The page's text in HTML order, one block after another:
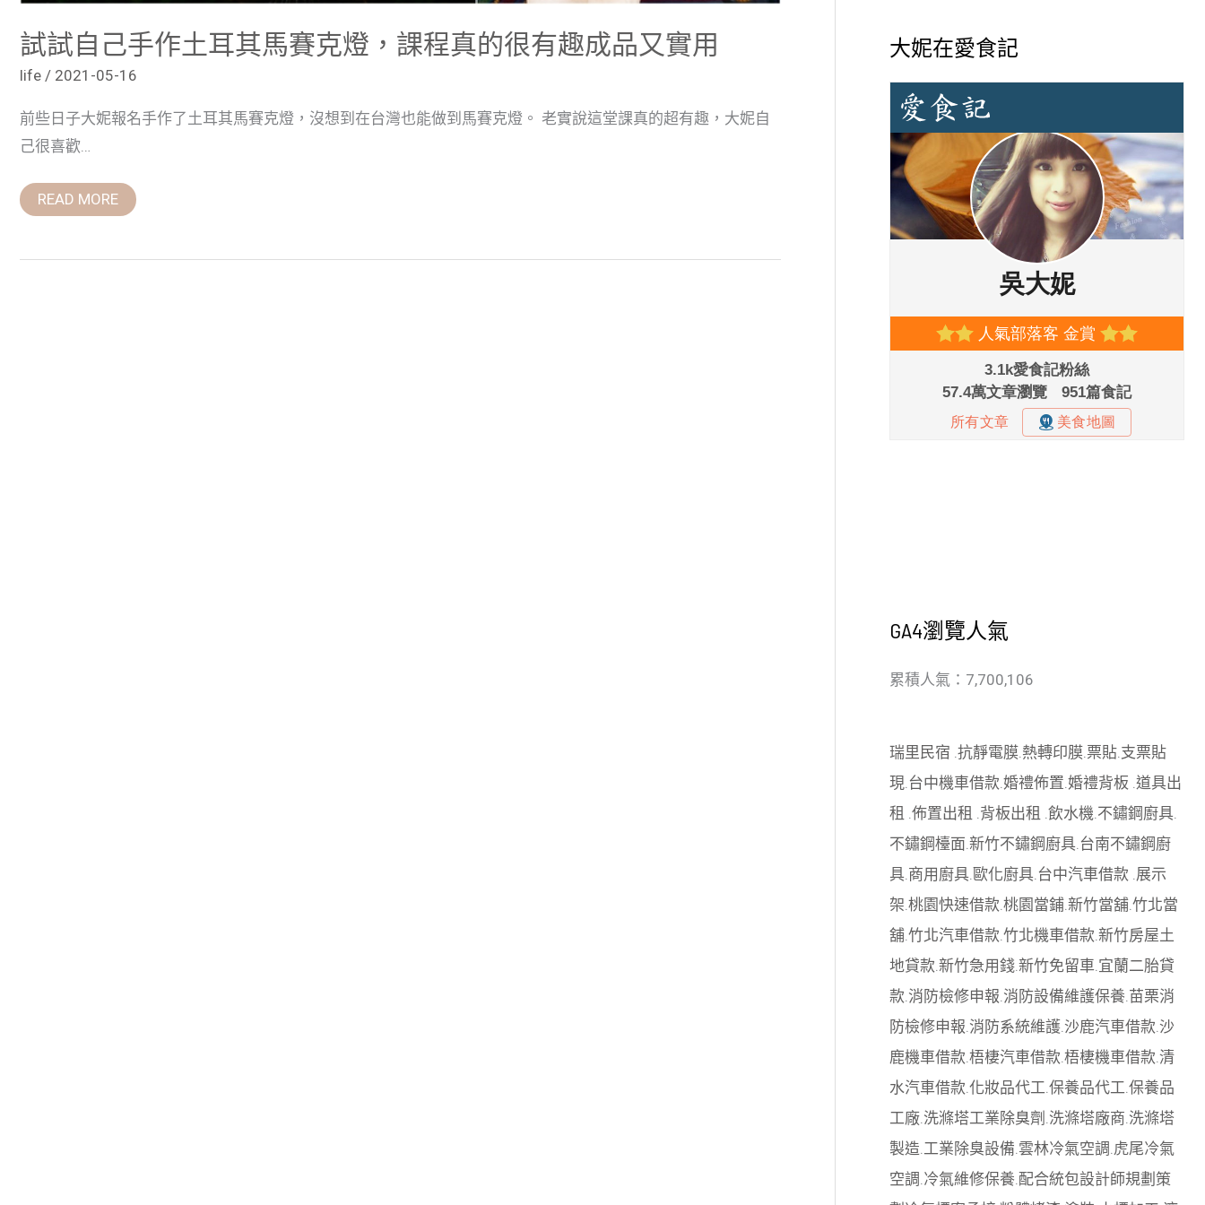
試試自己手作土耳其馬賽克燈，課程真的很有趣成品又實用
life / 2021-05-16
前些日子大妮報名手作了土耳其馬賽克燈，沒想到在台灣也能做到馬賽克燈。 老實說這堂課真的超有趣，大妮自
己很喜歡…
READ MORE
大妮在愛食記
GA4瀏覽人氣
累積人氣：7,700,106
瑞里民宿 .抗靜電膜.熱轉印膜.票貼.支票貼
現.台中機車借款.婚禮佈置.婚禮背板 .道具出
租 .佈置出租 .背板出租 .飲水機.不鏽鋼廚具.
不鏽鋼檯面.新竹不鏽鋼廚具.台南不鏽鋼廚
具.商用廚具.歐化廚具.台中汽車借款 .展示
架.桃園快速借款.桃園當鋪.新竹當舖.竹北當
舖.竹北汽車借款.竹北機車借款.新竹房屋土
地貸款.新竹急用錢.新竹免留車.宜蘭二胎貸
款.消防檢修申報.消防設備維護保養.苗栗消
防檢修申報.消防系統維護.沙鹿汽車借款.沙
鹿機車借款.梧棲汽車借款.梧棲機車借款.清
水汽車借款.化妝品代工.保養品代工.保養品
工廠.洗滌塔工業除臭劑 .洗滌塔廠商.洗滌塔
製造.工業除臭設備.雲林冷氣空調.虎尾冷氣
空調.冷氣維修保養.配合統包設計師規劃策